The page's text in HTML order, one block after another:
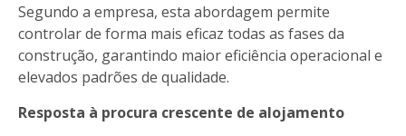
Segundo a empresa, esta abordagem permite
controlar de forma mais eficaz todas as fases da
construção, garantindo maior eficiência operacional e
elevados padrões de qualidade.
Resposta à procura crescente de alojamento